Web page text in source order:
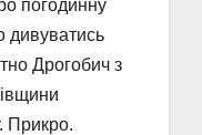
погодинну
дивуватись
Дрогобич з
Прикро.